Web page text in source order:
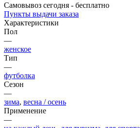
Самовывоз сегодня - бесплатно
Пункты выдачи заказа
Характеристики
Пол
—
женское
Тип
—
футболка
Сезон
—
зима, весна / осень
Применение
—